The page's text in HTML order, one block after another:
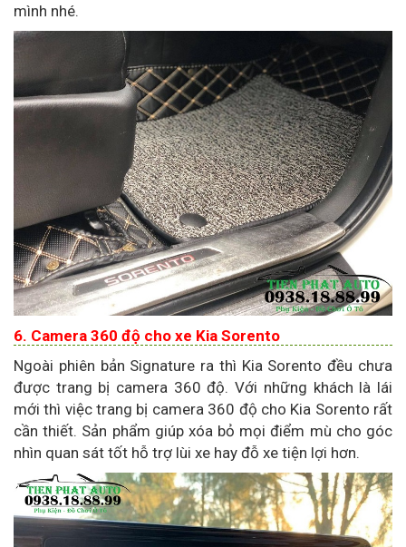
mình nhé.
6. Camera 360 độ cho xe Kia Sorento
Ngoài phiên bản Signature ra thì Kia Sorento đều chưa
được trang bị camera 360 độ. Với những khách là lái
mới thì việc trang bị camera 360 độ cho Kia Sorento rất
cần thiết. Sản phẩm giúp xóa bỏ mọi điểm mù cho góc
nhìn quan sát tốt hỗ trợ lùi xe hay đỗ xe tiện lợi hơn.